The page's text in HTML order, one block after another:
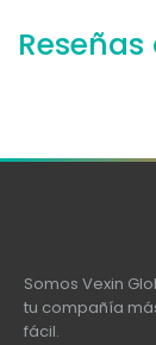
Somos Vexin
tu compañía
fácil.